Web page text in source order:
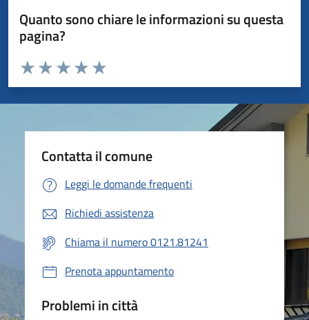
Quanto sono chiare le informazioni su questa
pagina?
Valuta da 1 a 5 stelle la pagina
Valuta 5 stelle su 5
Valuta 4 stelle su 5
Valuta 3 stelle su 5
Valuta 2 stelle su 5
Valuta 1 stelle su 5
Contatta il comune
Leggi le domande frequenti
Richiedi assistenza
Chiama il numero 0121.81241
Prenota appuntamento
Problemi in città